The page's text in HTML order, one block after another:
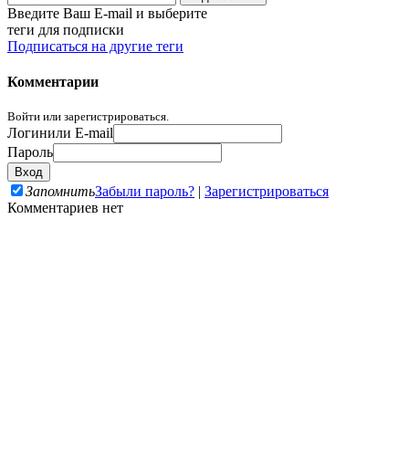
Введите Ваш E-mail и выберите
теги для подписки
Подписаться на другие теги
Комментарии
Войти или зарегистрироваться.
Логинили E-mail
Пароль
ЗапомнитьЗабыли пароль? | Зарегистрироваться
Комментариев нет